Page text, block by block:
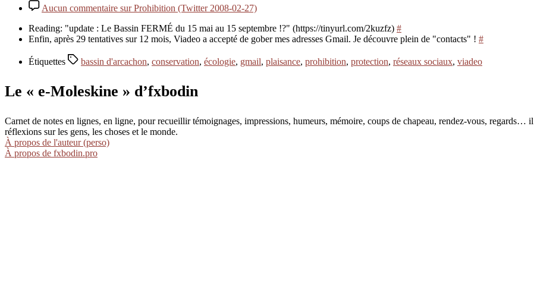
Aucun commentaire sur Prohibition (Twitter 2008-02-27)
Reading: "update : Le Bassin FERMÉ du 15 mai au 15 septembre !?" (https://tinyurl.com/2kuzfz) #
Enfin, après 29 tentatives sur 12 mois, Viadeo a accepté de gober mes adresses Gmail. Je découvre plein de "contacts" ! #
Étiquettes bassin d'arcachon, conservation, écologie, gmail, plaisance, prohibition, protection, réseaux sociaux, viadeo
Le « e-Moleskine » d’fxbodin
Carnet de notes en lignes, en ligne, pour recueillir témoignages, impressions, humeurs, mémoire, coups de chapeau, rendez-vous,
réflexions sur les gens, les choses et le monde.
À propos de l'auteur (perso)
À propos de fxbodin.pro